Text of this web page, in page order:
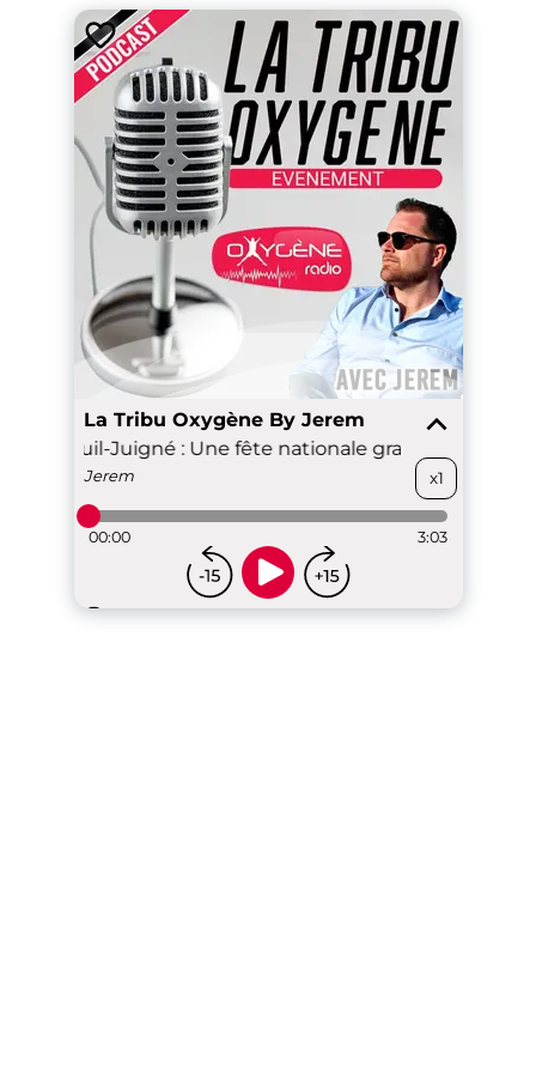
La Tribu Oxygène By Jerem
Montreuil-Juigné : Une fête nationale gratuite et
Jerem x1
00:00 3:03
...